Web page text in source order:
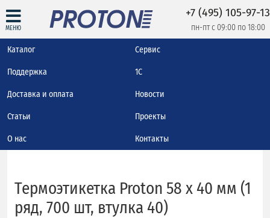
МЕНЮ
+7 (495) 105-97-13
пн-пт с 09:00 по 18:00
Каталог Сервис
Поддержка 1С
Доставка и оплата Новости
Статьи Проекты
О нас Контакты
Термоэтикетка Proton 58 x 40 мм (1
ряд, 700 шт, втулка 40)